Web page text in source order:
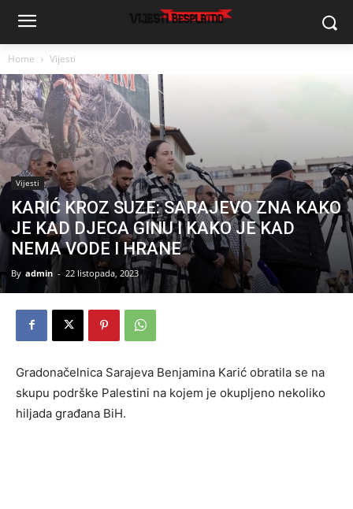
Home Vijesti
Vijesti
KARIĆ KROZ SUZE: SARAJEVO ZNA KAKO
JE KAD DJECA GINU I KAKO JE KAD
NEMA VODE I HRANE
By admin - 22 listopada, 2023
Gradonačelnica Sarajeva Benjamina Karić obratila se na
skupu podrške Palestini na kojem je okupljeno nekoliko
hiljada građana BiH.